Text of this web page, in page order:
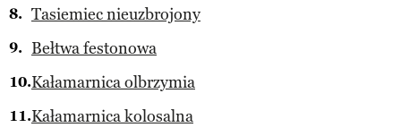
Tasiemiec nieuzbrojony
Bełtwa festonowa
Kałamarnica olbrzymia
Kałamarnica kolosalna